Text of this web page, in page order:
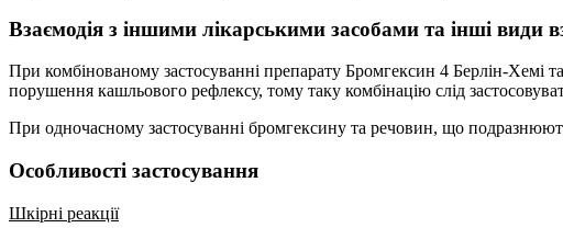
Взаємодія з іншими лікарськими засобами та інші види
При комбінованому застосуванні препарату Бромгексин 4 Берлін-Хемі
порушення кашльового рефлексу, тому таку комбінацію слід
При одночасному застосуванні бромгексину та речовин, що
Особливості застосування
Шкірні реакції